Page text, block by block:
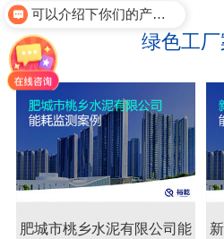
绿色工厂
肥城市桃乡水泥有限公司能
可以介绍下你们的产品么？